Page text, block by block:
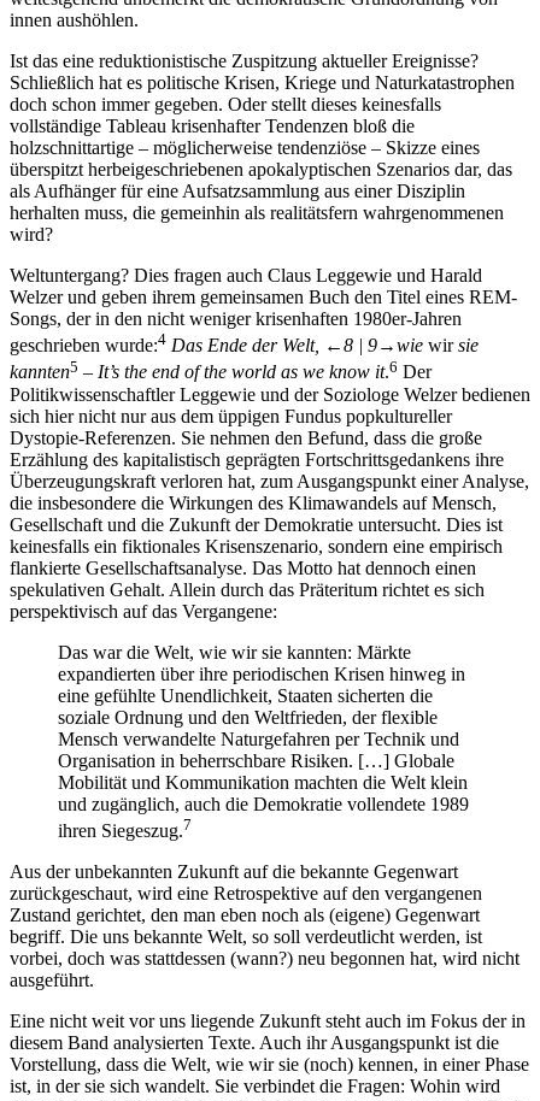
innen aushöhlen.
Ist das eine reduktionistische Zuspitzung aktueller Ereignisse?
Schließlich hat es politische Krisen, Kriege und Naturkatastrophen
doch schon immer gegeben. Oder stellt dieses keinesfalls
vollständige Tableau krisenhafter Tendenzen bloß die
holzschnittartige – möglicherweise tendenziöse – Skizze eines
überspitzt herbeigeschriebenen apokalyptischen Szenarios dar, das
als Aufhänger für eine Aufsatzsammlung aus einer Disziplin
herhalten muss, die gemeinhin als realitätsfern wahrgenommenen
wird?
Weltuntergang? Dies fragen auch Claus Leggewie und Harald
Welzer und geben ihrem gemeinsamen Buch den Titel eines REM-
Songs, der in den nicht weniger krisenhaften 1980er-Jahren
geschrieben wurde:4 Das Ende der Welt, ←8 | 9→wie wirsie
kannten5 – It’s the end of the world as we know it.6 Der
Politikwissenschaftler Leggewie und der Soziologe Welzer bedienen
sich hier nicht nur aus dem üppigen Fundus popkultureller
Dystopie-Referenzen. Sie nehmen den Befund, dass die große
Erzählung des kapitalistisch geprägten Fortschrittsgedankens ihre
Überzeugungskraft verloren hat, zum Ausgangspunkt einer Analyse,
die insbesondere die Wirkungen des Klimawandels auf Mensch,
Gesellschaft und die Zukunft der Demokratie untersucht. Dies ist
keinesfalls ein fiktionales Krisenszenario, sondern eine empirisch
flankierte Gesellschaftsanalyse. Das Motto hat dennoch einen
spekulativen Gehalt. Allein durch das Präteritum richtet es sich
perspektivisch auf das Vergangene:
Das war die Welt, wie wir sie kannten: Märkte
expandierten über ihre periodischen Krisen hinweg in
eine gefühlte Unendlichkeit, Staaten sicherten die
soziale Ordnung und den Weltfrieden, der flexible
Mensch verwandelte Naturgefahren per Technik und
Organisation in beherrschbare Risiken. […] Globale
Mobilität und Kommunikation machten die Welt klein
und zugänglich, auch die Demokratie vollendete 1989
ihren Siegeszug.7
Aus der unbekannten Zukunft auf die bekannte Gegenwart
zurückgeschaut, wird eine Retrospektive auf den vergangenen
Zustand gerichtet, den man eben noch als (eigene) Gegenwart
begriff. Die uns bekannte Welt, so soll verdeutlicht werden, ist
vorbei, doch was stattdessen (wann?) neu begonnen hat, wird nicht
ausgeführt.
Eine nicht weit vor uns liegende Zukunft steht auch im Fokus der in
diesem Band analysierten Texte. Auch ihr Ausgangspunkt ist die
Vorstellung, dass die Welt, wie wir sie (noch) kennen, in einer Phase
ist, in der sie sich wandelt. Sie verbindet die Fragen: Wohin wird